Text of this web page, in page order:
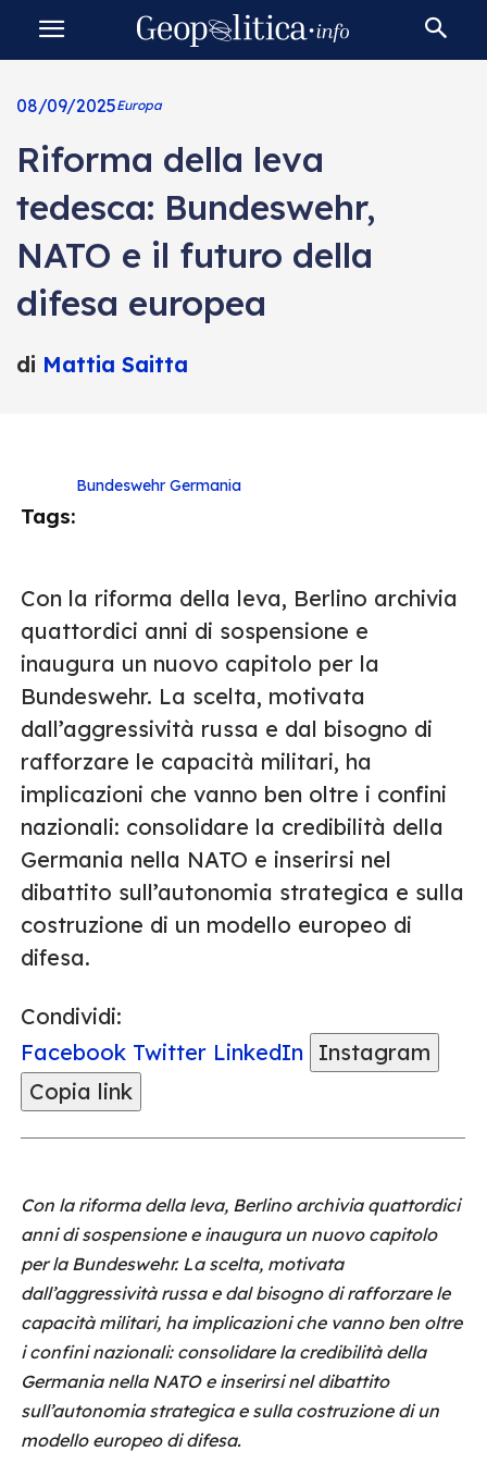
08/09/2025Europa
Riforma della leva
tedesca: Bundeswehr,
NATO e il futuro della
difesa europea
di Mattia Saitta
Tags:
Bundeswehr Germania
Con la riforma della leva, Berlino archivia
quattordici anni di sospensione e
inaugura un nuovo capitolo per la
Bundeswehr. La scelta, motivata
dall’aggressività russa e dal bisogno di
rafforzare le capacità militari, ha
implicazioni che vanno ben oltre i confini
nazionali: consolidare la credibilità della
Germania nella NATO e inserirsi nel
dibattito sull’autonomia strategica e sulla
costruzione di un modello europeo di
difesa.
Condividi:
Facebook Twitter LinkedIn
Instagram
Copia link
Con la riforma della leva, Berlino archivia quattordici
anni di sospensione e inaugura un nuovo capitolo
per la Bundeswehr. La scelta, motivata
dall’aggressività russa e dal bisogno di rafforzare le
capacità militari, ha implicazioni che vanno ben oltre
i confini nazionali: consolidare la credibilità della
Germania nella NATO e inserirsi nel dibattito
sull’autonomia strategica e sulla costruzione di un
modello europeo di difesa.